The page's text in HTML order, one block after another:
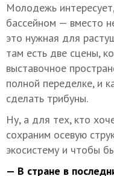
Молодежь
бассейном — вместо
это нужная для
там есть две сцены,
выставочное
полной переделке, и
сделать трибуны.
Ну, а для тех, кто
сохраним осевую
экосистему и чтобы
— В стране в